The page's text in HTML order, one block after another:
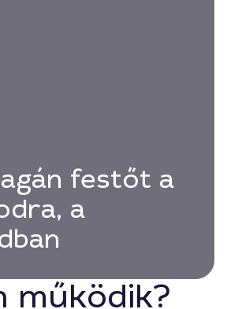
festőt a
a
működik?